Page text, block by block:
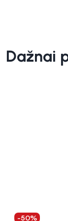
Dažnai
-50%